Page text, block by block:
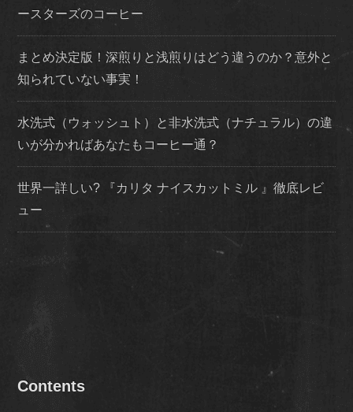
ースターズのコーヒー
まとめ決定版！深煎りと浅煎りはどう違うのか？意外と
知られていない事実！
水洗式（ウォッシュト）と非水洗式（ナチュラル）の違
いが分かればあなたもコーヒー通？
世界一詳しい? 『カリタ ナイスカットミル 』徹底レビ
ュー
Contents